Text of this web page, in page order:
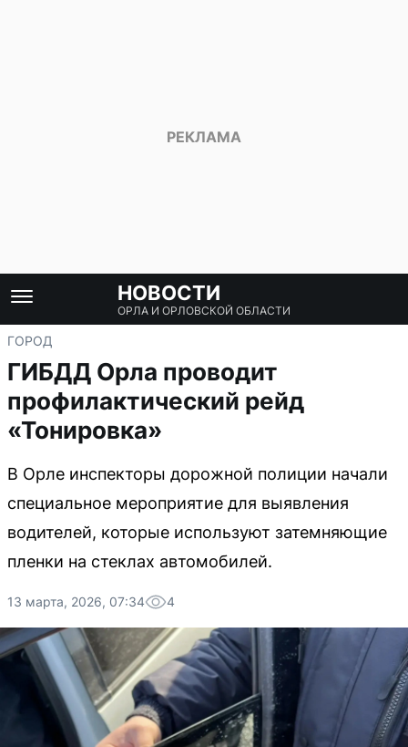
НОВОСТИ
ОРЛА И ОРЛОВСКОЙ ОБЛАСТИ
ГОРОД
ГИБДД Орла проводит
профилактический рейд
«Тонировка»
В Орле инспекторы дорожной полиции начали
специальное мероприятие для выявления
водителей, которые используют затемняющие
пленки на стеклах автомобилей.
13 марта, 2026, 07:34 4